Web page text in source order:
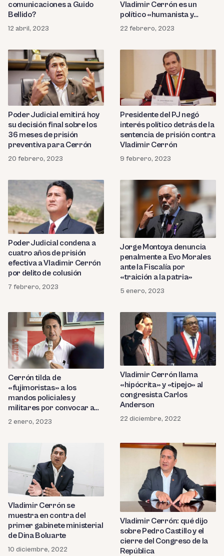
comunicaciones a Guido
Bellido?
12 abril, 2023
Vladimir Cerrón es un
político «humanista y
desprendido»
22 febrero, 2023
Poder Judicial emitirá hoy
su decisión final sobre los
36 meses de prisión
preventiva para Cerrón
20 febrero, 2023
Presidente del PJ negó
interés político detrás de la
sentencia de prisión contra
Vladimir Cerrón
9 febrero, 2023
Poder Judicial condena a
cuatro años de prisión
efectiva a Vladimir Cerrón
por delito de colusión
7 febrero, 2023
Jorge Montoya denuncia
penalmente a Evo Morales
ante la Fiscalía por
«traición a la patria»
5 enero, 2023
Cerrón tilda de
«fujimoristas» a los
mandos policiales y
militares por convocar a
una marcha
2 enero, 2023
Vladimir Cerrón llama
«hipócrita» y «tipejo» al
congresista Carlos
Anderson
22 diciembre, 2022
Vladimir Cerrón se
muestra en contra del
primer gabinete ministerial
de Dina Boluarte
10 diciembre, 2022
Vladimir Cerrón: qué dijo
sobre Pedro Castillo y el
cierre del Congreso de la
República